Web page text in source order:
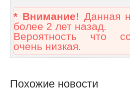
* Внимание! Данная
более 2 лет назад.
Вероятность что
очень низкая.
Похожие новости